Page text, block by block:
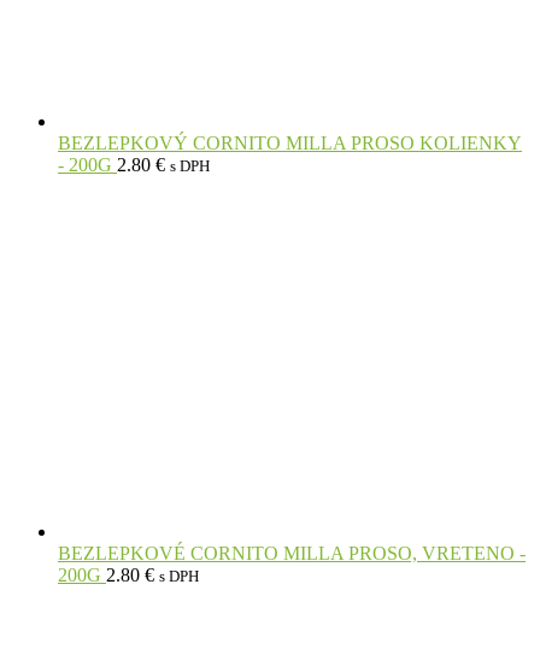
BEZLEPKOVÝ CORNITO MILLA PROSO KOLIENKY
- 200G 2.80 € s DPH
BEZLEPKOVÉ CORNITO MILLA PROSO, VRETENO -
200G 2.80 € s DPH